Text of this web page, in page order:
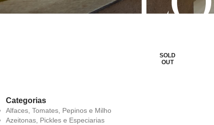
Categorias
Alfaces, Tomates, Pepinos e Milho
Azeitonas, Pickles e Especiarias
SOLD
OUT